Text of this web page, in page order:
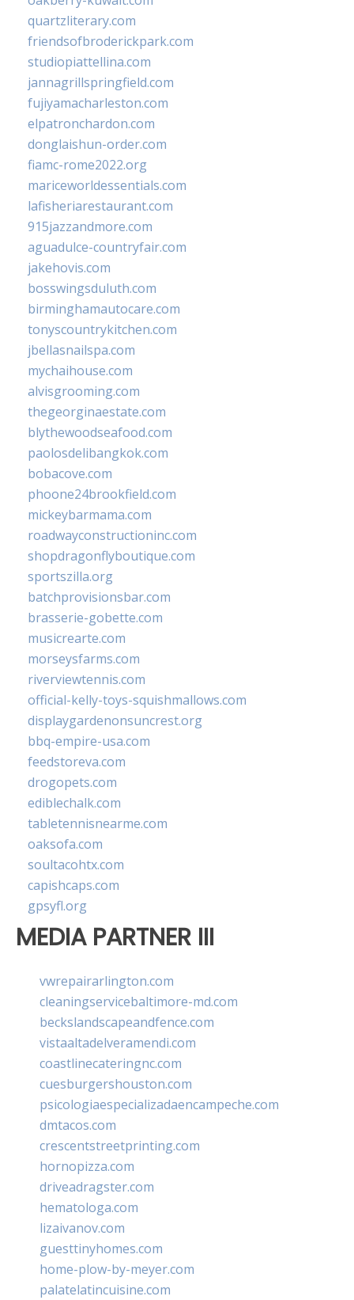
quartzliterary.com
friendsofbroderickpark.com
studiopiattellina.com
jannagrillspringfield.com
fujiyamacharleston.com
elpatronchardon.com
donglaishun-order.com
fiamc-rome2022.org
mariceworldessentials.com
lafisheriarestaurant.com
915jazzandmore.com
aguadulce-countryfair.com
jakehovis.com
bosswingsduluth.com
birminghamautocare.com
tonyscountrykitchen.com
jbellasnailspa.com
mychaihouse.com
alvisgrooming.com
thegeorginaestate.com
blythewoodseafood.com
paolosdelibangkok.com
bobacove.com
phoone24brookfield.com
mickeybarmama.com
roadwayconstructioninc.com
shopdragonflyboutique.com
sportszilla.org
batchprovisionsbar.com
brasserie-gobette.com
musicrearte.com
morseysfarms.com
riverviewtennis.com
official-kelly-toys-squishmallows.com
displaygardenonsuncrest.org
bbq-empire-usa.com
feedstoreva.com
drogopets.com
ediblechalk.com
tabletennisnearme.com
oaksofa.com
soultacohtx.com
capishcaps.com
gpsyfl.org
MEDIA PARTNER III
vwrepairarlington.com
cleaningservicebaltimore-md.com
beckslandscapeandfence.com
vistaaltadelveramendi.com
coastlinecateringnc.com
cuesburgershouston.com
psicologiaespecializadaencampeche.com
dmtacos.com
crescentstreetprinting.com
hornopizza.com
driveadragster.com
hematologa.com
lizaivanov.com
guesttinyhomes.com
home-plow-by-meyer.com
palatelatincuisine.com